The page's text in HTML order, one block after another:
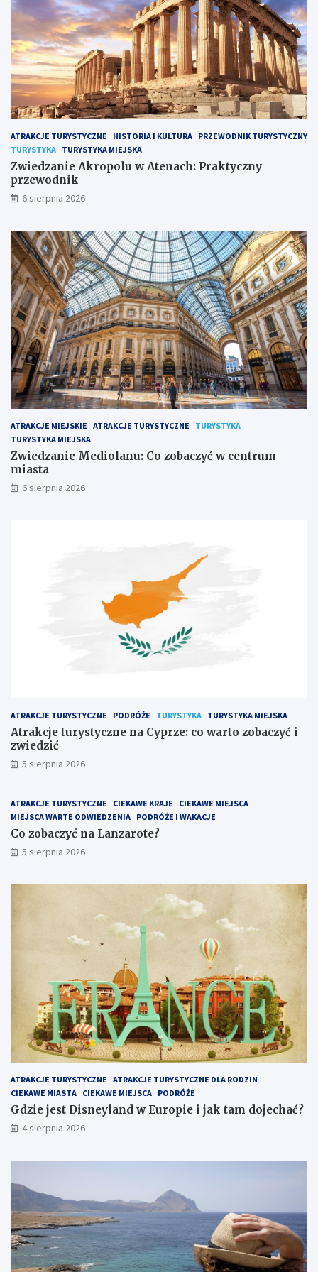
r
a
d
?
t
c
z
n
y
p
r
z
e
w
o
d
n
i
ATRAKCJE TURYSTYCZNE HISTORIA I KULTURA PRZEWODNIK TURYSTYCZNY
TURYSTYKA TURYSTYKA MIEJSKA
Zwiedzanie Akropolu w Atenach: Praktyczny
przewodnik
6 sierpnia 2026
ATRAKCJE MIEJSKIE ATRAKCJE TURYSTYCZNE
TURYSTYKA
TURYSTYKA MIEJSKA
Zwiedzanie Mediolanu: Co zobaczyć w centrum
miasta
6 sierpnia 2026
ATRAKCJE TURYSTYCZNE PODRÓŻE TURYSTYKA TURYSTYKA MIEJSKA
Atrakcje turystyczne na Cyprze: co warto zobaczyć i
zwiedzić
5 sierpnia 2026
ATRAKCJE TURYSTYCZNE CIEKAWE KRAJE
CIEKAWE MIEJSCA
MIEJSCA WARTE ODWIEDZENIA PODRÓŻE I WAKACJE
Co zobaczyć na Lanzarote?
5 sierpnia 2026
ATRAKCJE TURYSTYCZNE ATRAKCJE TURYSTYCZNE DLA RODZIN
CIEKAWE MIASTA CIEKAWE MIEJSCA PODRÓŻE
Gdzie jest Disneyland w Europie i jak tam dojechać?
4 sierpnia 2026